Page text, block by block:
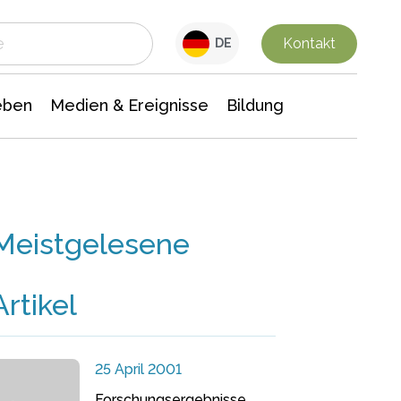
DE Kontakt
Medien & Ereignisse Bildung
25 April 2001